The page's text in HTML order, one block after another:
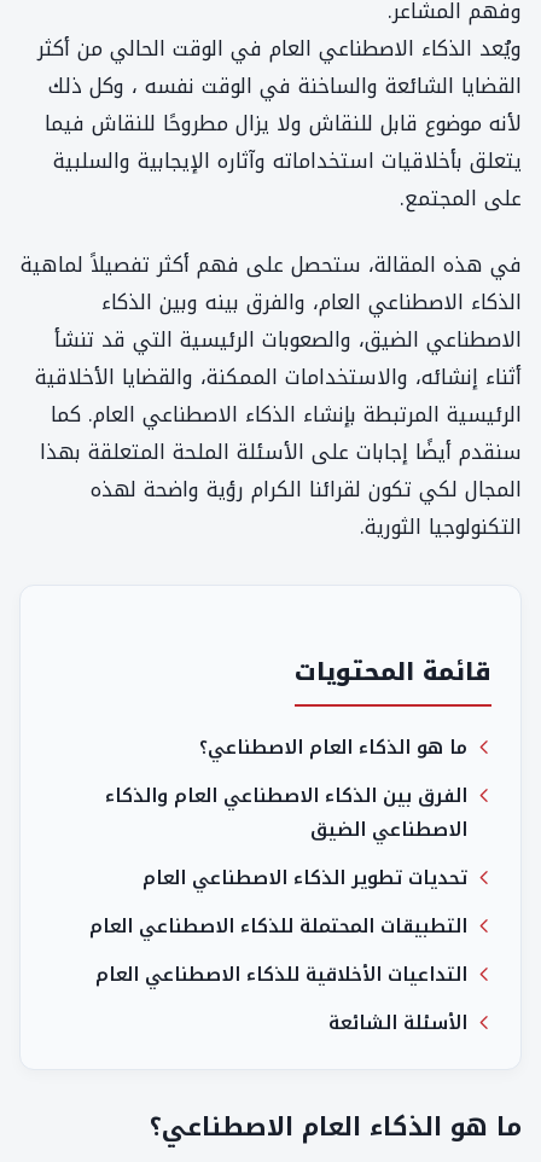
وفهم المشاعر.
ويُعد الذكاء الاصطناعي العام في الوقت الحالي من أكثر
القضايا الشائعة والساخنة في الوقت نفسه ، وكل ذلك
لأنه موضوع قابل للنقاش ولا يزال مطروحًا للنقاش فيما
يتعلق بأخلاقيات استخداماته وآثاره الإيجابية والسلبية
على المجتمع.
في هذه المقالة، ستحصل على فهم أكثر تفصيلاً لماهية
الذكاء الاصطناعي العام، والفرق بينه وبين الذكاء
الاصطناعي الضيق، والصعوبات الرئيسية التي قد تنشأ
أثناء إنشائه، والاستخدامات الممكنة، والقضايا الأخلاقية
الرئيسية المرتبطة بإنشاء الذكاء الاصطناعي العام. كما
سنقدم أيضًا إجابات على الأسئلة الملحة المتعلقة بهذا
المجال لكي تكون لقرائنا الكرام رؤية واضحة لهذه
التكنولوجيا الثورية.
قائمة المحتويات
ما هو الذكاء العام الاصطناعي؟
الفرق بين الذكاء الاصطناعي العام والذكاء
الاصطناعي الضيق
تحديات تطوير الذكاء الاصطناعي العام
التطبيقات المحتملة للذكاء الاصطناعي العام
التداعيات الأخلاقية للذكاء الاصطناعي العام
الأسئلة الشائعة
ما هو الذكاء العام الاصطناعي؟